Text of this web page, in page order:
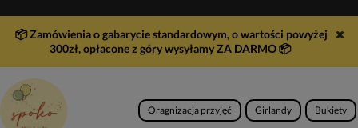
📦 Zamówienia o gabarycie standardowym, o wartości powyżej
300zł, opłacone z góry wysyłamy ZA DARMO📦
Oragnizacja przyjęć Girlandy Bukiety